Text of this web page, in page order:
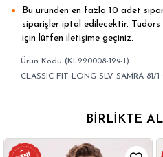
Bu üründen en fazla 10 adet
siparişler iptal edilecektir. Tudors
için lütfen iletişime geçiniz.
(KL220008-129-1)
CLASSIC FIT LONG SLV SAMRA 81/1
BIRLIKTE